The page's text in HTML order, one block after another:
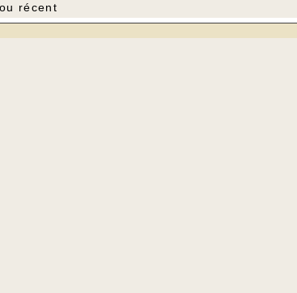
récent